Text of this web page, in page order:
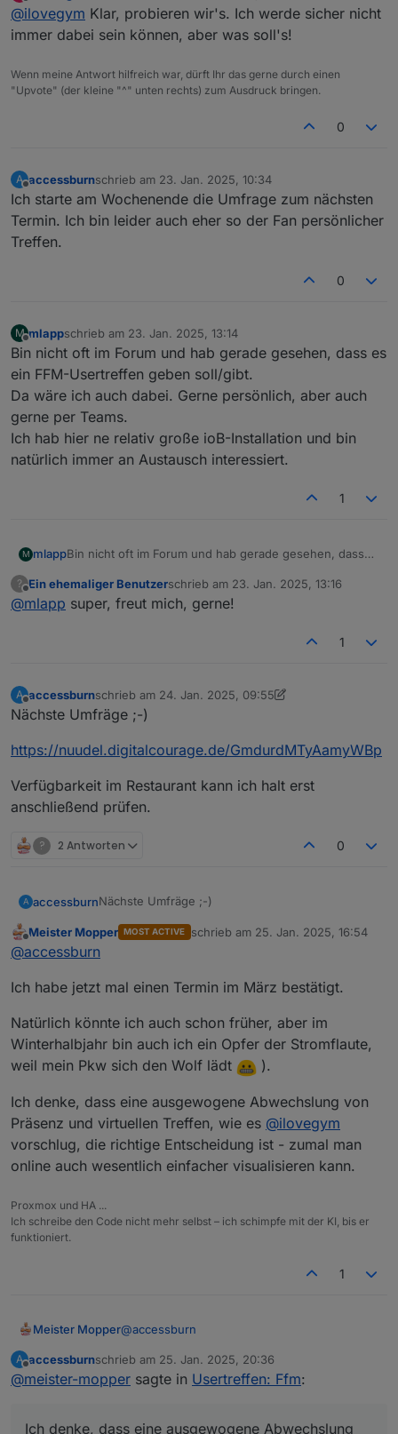
@strikegun @ticaki
supporten, was wir sehr schoen
online machen koennen, gerade was
Was haltet ihr davon, jeden 1. Montag
ich aber eher unterwegs.. :)
ein Anfang gemacht ist.. :
iobroker Usertreffen FFM
Offline
@ilovegym Klar, probieren wir's. Ich werde sicher nicht
immer dabei sein können, aber was soll's!
Wenn meine Antwort hilfreich war, dürft Ihr das gerne durch einen
"Upvote" (der kleine "^" unten rechts) zum Ausdruck bringen.
0
A
Offline
accessburnschrieb am 23. Jan. 2025, 10:34
zuletzt editiert von
Ich starte am Wochenende die Umfrage zum nächsten
Termin. Ich bin leider auch eher so der Fan persönlicher
Treffen.
0
M
Offline
mlappschrieb am 23. Jan. 2025, 13:14
zuletzt editiert von
Bin nicht oft im Forum und hab gerade gesehen, dass es
ein FFM-Usertreffen geben soll/gibt.
Da wäre ich auch dabei. Gerne persönlich, aber auch
gerne per Teams.
Ich hab hier ne relativ große ioB-Installation und bin
natürlich immer an Austausch interessiert.
1
M mlappBin nicht oft im Forum und hab gerade gesehen, dass
Da wäre ich auch dabei. Gerne persönlich, aber auch
gerne per Teams.
?
Offline
Ein ehemaliger Benutzerschrieb am 23. Jan. 2025, 13:16
zuletzt editiert von
@mlapp super, freut mich, gerne!
1
A
Offline
accessburnschrieb am 24. Jan. 2025, 09:55
zuletzt editiert von accessburn
Nächste Umfräge ;-)
https://nuudel.digitalcourage.de/GmdurdMTyAamyWBp
Verfügbarkeit im Restaurant kann ich halt erst
anschließend prüfen.
? 2 Antworten 0
A accessburnNächste Umfräge ;-)
https://nuudel.digitalcourage.de/GmdurdMTyAamy
WBp
anschließend prüfen.
Meister Mopper MOST ACTIVE schrieb am 25. Jan. 2025, 16:54
zuletzt editiert von
@accessburn
Ich habe jetzt mal einen Termin im März bestätigt.
Natürlich könnte ich auch schon früher, aber im
Winterhalbjahr bin auch ich ein Opfer der Stromflaute,
weil mein Pkw sich den Wolf lädt
).
Ich denke, dass eine ausgewogene Abwechslung von
Präsenz und virtuellen Treffen, wie es @ilovegym
vorschlug, die richtige Entscheidung ist - zumal man
online auch wesentlich einfacher visualisieren kann.
Proxmox und HA ...
Ich schreibe den Code nicht mehr selbst – ich schimpfe mit der KI, bis er
funktioniert.
1
Meister Mopper@accessburn
Ich habe jetzt mal einen Termin im März
bestätigt.
Stromflaute, weil mein Pkw sich den Wolf lädt
A
Offline
accessburnschrieb am 25. Jan. 2025, 20:36
zuletzt editiert von
@meister-mopper sagte in Usertreffen: Ffm:
Ich denke, dass eine ausgewogene Abwechslung